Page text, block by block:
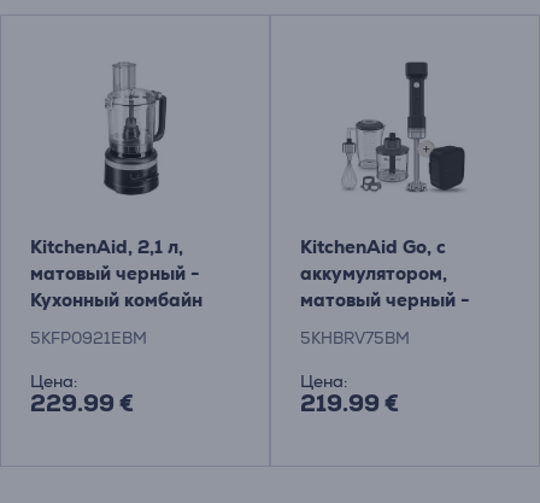
KitchenAid, 2,1 л,
матовый черный -
Кухонный комбайн
Товар - 5KFP0921EBM
5KFP0921EBM
Цена:
229.99 €
KitchenAid Go, с
аккумулятором,
матовый черный -
Беспроводной
комплектом
аксессуаров
5KHBRV75BM
Цена:
219.99 €